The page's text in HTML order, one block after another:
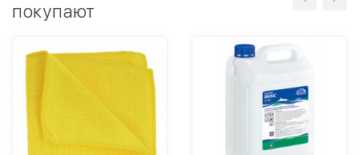
покупают